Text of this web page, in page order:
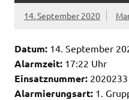
14. September 2020
Datum: 14. September
Alarmzeit: 17:22 Uhr
Einsatznummer: 2020233
Alarmierungsart: 1.